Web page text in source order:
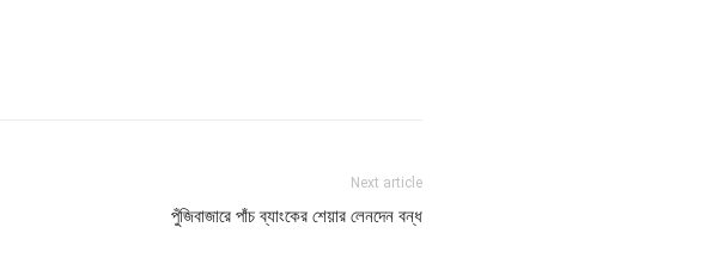
Next article
পুঁজিবাজারে পাঁচ ব্যাংকের শেয়ার লেনদেন বন্ধ